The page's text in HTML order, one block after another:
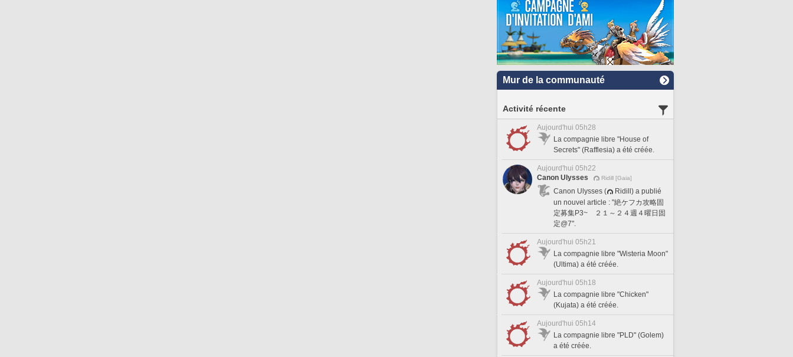
Mur de la communauté
Activité récente
Aujourd'hui 05h28
La compagnie libre "House of
Secrets" (Rafflesia) a été créée.
Aujourd'hui 05h22
Canon Ulysses
Ridill [Gaia]
Canon Ulysses (
Ridill) a publié
un nouvel article : "絶ケフカ攻略固
定募集P3~ ２１～２４週４曜日固
定@7".
Aujourd'hui 05h21
La compagnie libre "Wisteria Moon"
(Ultima) a été créée.
Aujourd'hui 05h18
La compagnie libre "Chicken"
(Kujata) a été créée.
Aujourd'hui 05h14
La compagnie libre "PLD" (Golem)
a été créée.